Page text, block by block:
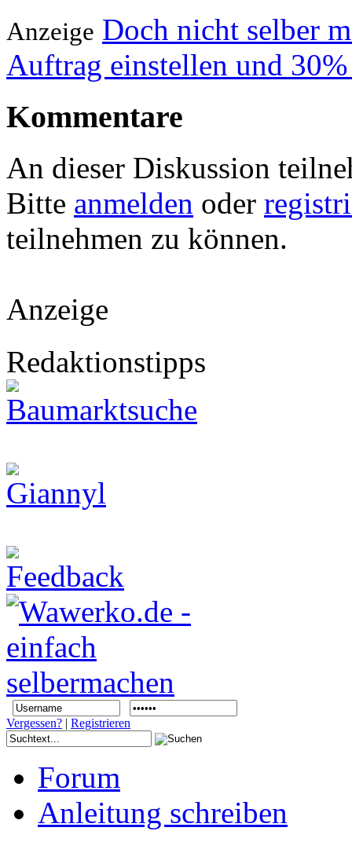
Anzeige Doch nicht selber
Auftrag einstellen und
Kommentare
An dieser Diskussion
Bitte anmelden oder
teilnehmen zu können.
Anzeige
Redaktionstipps
Vergessen? | Registrieren
Forum
Anleitung schreiben